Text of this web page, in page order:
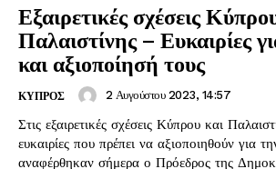
Εξαιρετικές σχέσεις
Παλαιστίνης – Ευκαιρίες
και αξιοποίησή τους
ΚΥΠΡΟΣ 2 Αυγούστου 2023, 14:57
Στις εξαιρετικές σχέσεις Κύπρου και
ευκαιρίες που πρέπει να αξιοποιηθούν για
αναφέρθηκαν σήμερα ο Πρόεδρος της